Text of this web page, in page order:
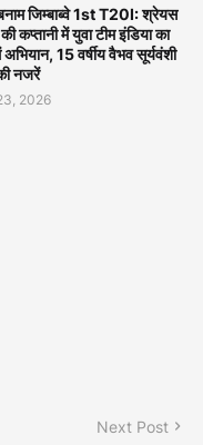
जिम्बाब्वे 1st T20I: श्रेयस
कप्तानी में युवा टीम इंडिया का
अभियान, 15 वर्षीय वैभव सूर्यवंशी
नजरें
2026
Next Post